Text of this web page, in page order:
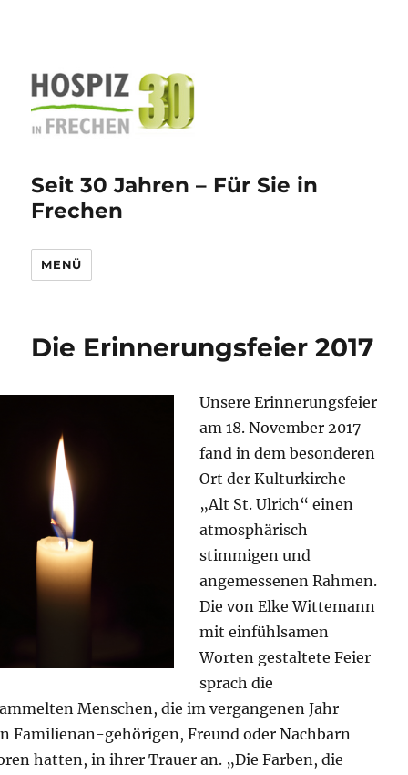
Seit 30 Jahren – Für Sie in
Frechen
MENÜ
Die Erinnerungsfeier 2017
Unsere Erinnerungsfeier
am 18. November 2017
fand in dem besonderen
Ort der Kulturkirche
„Alt St. Ulrich“ einen
atmosphärisch
stimmigen und
angemessenen Rahmen.
Die von Elke Wittemann
mit einfühlsamen
Worten gestaltete Feier
sprach die
Menschen, die im vergangenen Jahr
Familienan-gehörigen, Freund oder Nachbarn
hatten, in ihrer Trauer an. „Die Farben, die